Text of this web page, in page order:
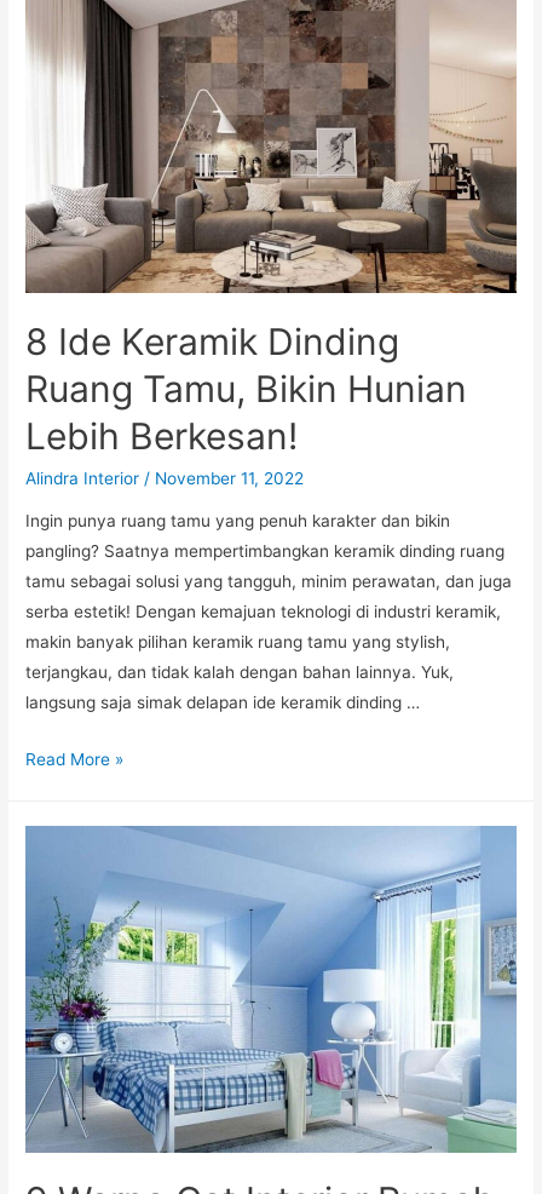
8 Ide Keramik Dinding
Ruang Tamu, Bikin Hunian
Lebih Berkesan!
Alindra Interior / November 11, 2022
Ingin punya ruang tamu yang penuh karakter dan bikin
pangling? Saatnya mempertimbangkan keramik dinding ruang
tamu sebagai solusi yang tangguh, minim perawatan, dan juga
serba estetik! Dengan kemajuan teknologi di industri keramik,
makin banyak pilihan keramik ruang tamu yang stylish,
terjangkau, dan tidak kalah dengan bahan lainnya. Yuk,
langsung saja simak delapan ide keramik dinding …
8
Tamu,
Bikin
Hunian
Lebih
Berkesan!
Read More »